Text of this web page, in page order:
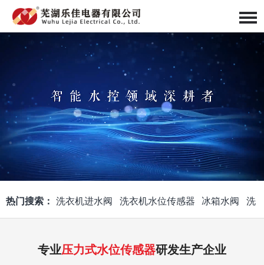
热门搜索： 洗衣机进水阀 洗衣机水位传感器 冰箱水阀 洗
专业压力式水位传感器研发生产企业